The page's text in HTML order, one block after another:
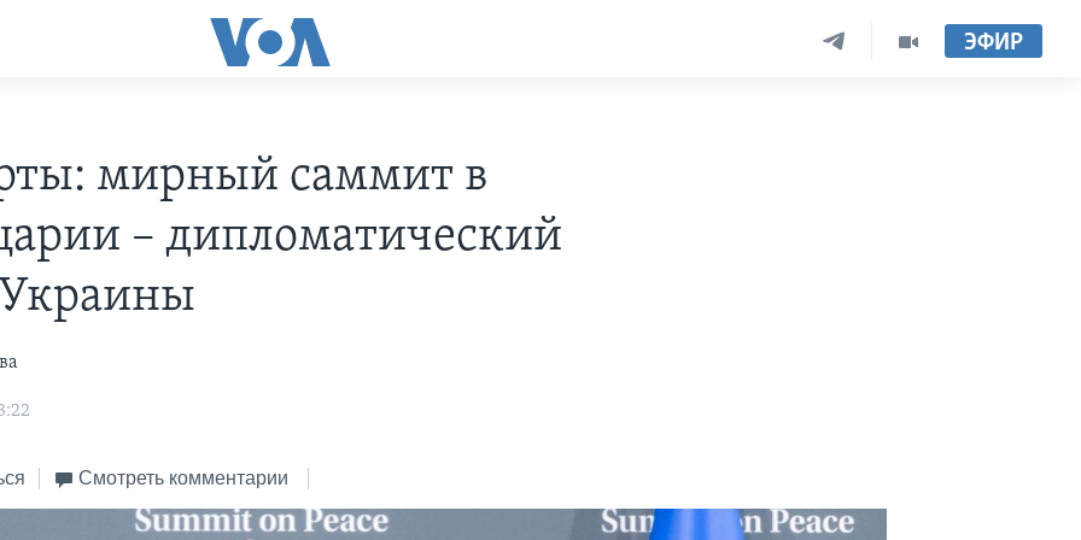
ЭФИР
мирный саммит в
– дипломатический
Смотреть комментарии